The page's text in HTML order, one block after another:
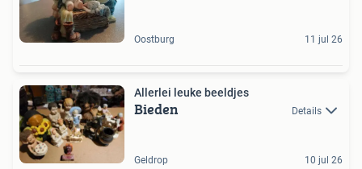
Oostburg 11 jul 26
Allerlei leuke beeldjes
Bieden Details
Geldrop 10 jul 26